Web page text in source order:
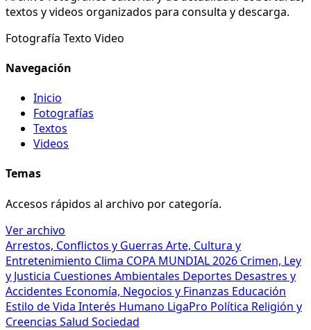
textos y videos organizados para consulta y descarga.
Fotografía Texto Video
Navegación
Inicio
Fotografías
Textos
Videos
Temas
Accesos rápidos al archivo por categoría.
Ver archivo
Arrestos, Conflictos y Guerras Arte, Cultura y
Entretenimiento Clima COPA MUNDIAL 2026 Crimen, Ley
y Justicia Cuestiones Ambientales Deportes Desastres y
Accidentes Economía, Negocios y Finanzas Educación
Estilo de Vida Interés Humano LigaPro Política Religión y
Creencias Salud Sociedad